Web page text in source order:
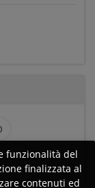
funzionalità del
finalizzata al
contenuti ed